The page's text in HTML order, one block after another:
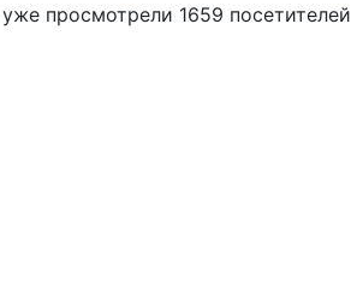
просмотрели 1659 посетителей